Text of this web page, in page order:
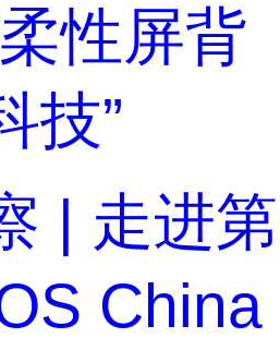
性屏背
技”
| 走进第
China